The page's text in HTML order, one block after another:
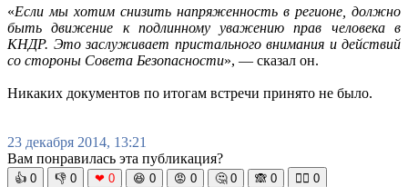
«Если мы хотим снизить напряженность в регионе, должно
быть движение к подлинному уважению прав человека в
КНДР. Это заслуживает пристального внимания и действий
со стороны Совета Безопасности», — сказал он.
Никаких документов по итогам встречи принято не было.
23 декабря 2014, 13:21
Вам понравилась эта публикация?
👍 0 👎 0 ❤ 0 😆 0 😡 0 🤔 0 🙈 0 🧘‍♀️ 0